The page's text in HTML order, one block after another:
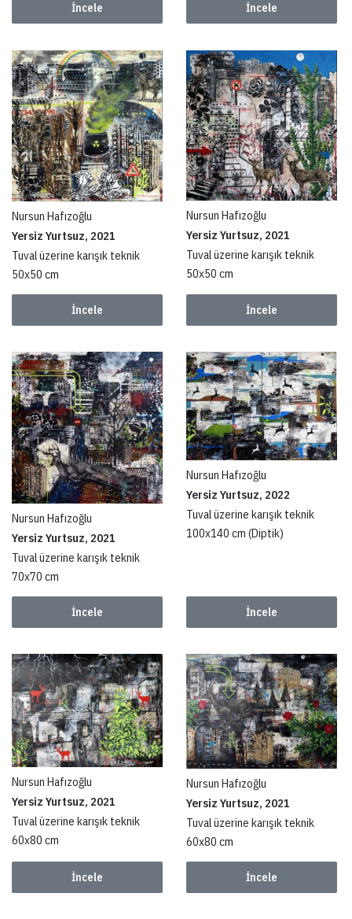
İncele İncele
Nursun Hafızoğlu
Yersiz Yurtsuz, 2021
Tuval üzerine karışık teknik
50x50 cm
İncele
Nursun Hafızoğlu
Yersiz Yurtsuz, 2021
Tuval üzerine karışık teknik
50x50 cm
İncele
Nursun Hafızoğlu
Yersiz Yurtsuz, 2021
Tuval üzerine karışık teknik
70x70 cm
İncele
Nursun Hafızoğlu
Yersiz Yurtsuz, 2022
Tuval üzerine karışık teknik
100x140 cm (Diptik)
İncele
Nursun Hafızoğlu
Yersiz Yurtsuz, 2021
Tuval üzerine karışık teknik
60x80 cm
İncele
Nursun Hafızoğlu
Yersiz Yurtsuz, 2021
Tuval üzerine karışık teknik
60x80 cm
İncele